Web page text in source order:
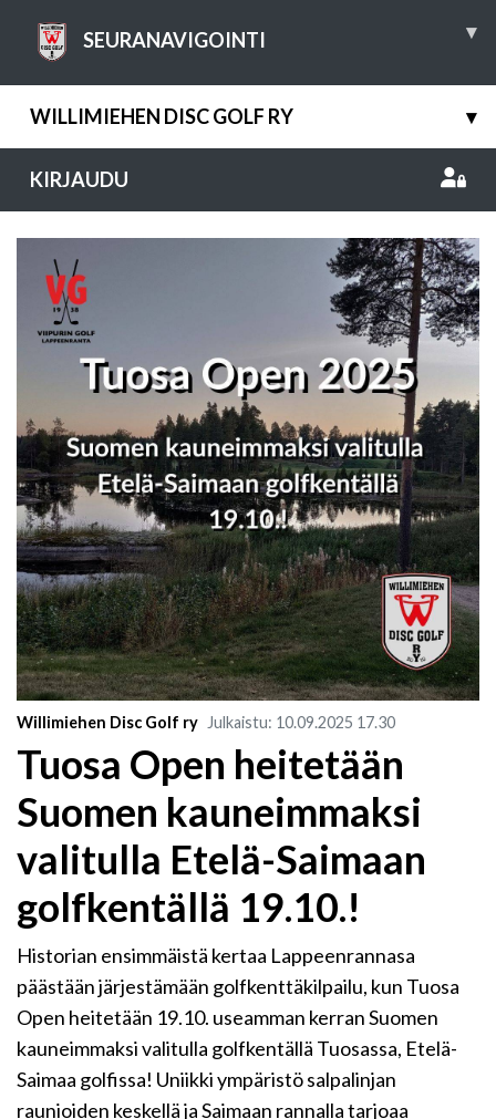
SEURANAVIGOINTI ▾
WILLIMIEHEN DISC GOLF RY ▾
KIRJAUDU
Willimiehen Disc Golf ry Julkaistu: 10.09.2025 17.30
Tuosa Open heitetään
Suomen kauneimmaksi
valitulla Etelä-Saimaan
golfkentällä 19.10.!
Historian ensimmäistä kertaa Lappeenrannasa
päästään järjestämään golfkenttäkilpailu, kun Tuosa
Open heitetään 19.10. useamman kerran Suomen
kauneimmaksi valitulla golfkentällä Tuosassa, Etelä-
Saimaa golfissa! Uniikki ympäristö salpalinjan
raunioiden keskellä ja Saimaan rannalla tarjoaa